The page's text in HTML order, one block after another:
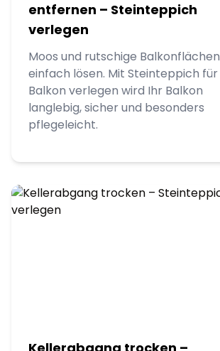
entfernen – Steinteppich
verlegen
Moos und rutschige Balkonflächen
einfach lösen. Mit Steinteppich für
Balkon verlegen wird Ihr Balkon
langlebig, sicher und besonders
pflegeleicht.